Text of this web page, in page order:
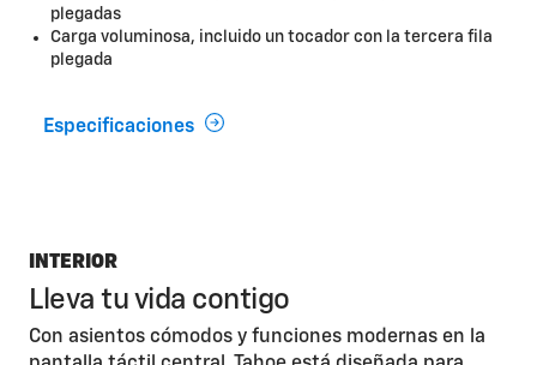
plegadas
Carga voluminosa, incluido un tocador con la tercera fila
plegada
Especificaciones
INTERIOR
Lleva tu vida contigo
Con asientos cómodos y funciones modernas en la